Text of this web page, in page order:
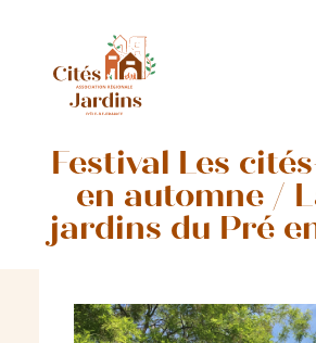
Festival Les
en automne /
jardins du Pré